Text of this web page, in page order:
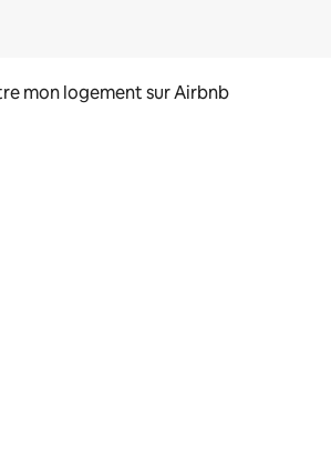
mon logement sur Airbnb